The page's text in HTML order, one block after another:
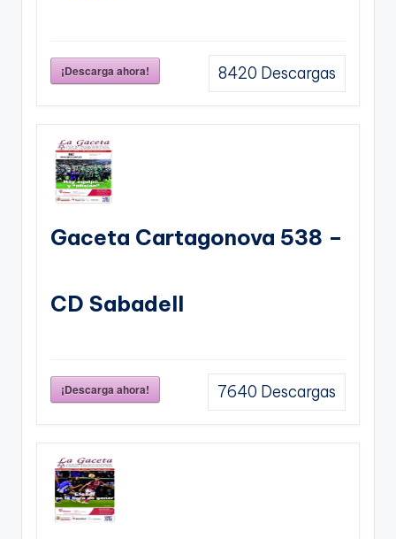
¡Descarga ahora! 8420 Descargas
Gaceta Cartagonova 538 –
CD Sabadell
¡Descarga ahora! 7640 Descargas